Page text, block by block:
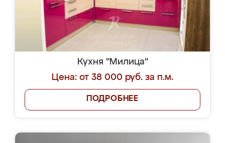
Кухня "Милица"
Цена: от 38 000 руб. за п.м.
ПОДРОБНЕЕ